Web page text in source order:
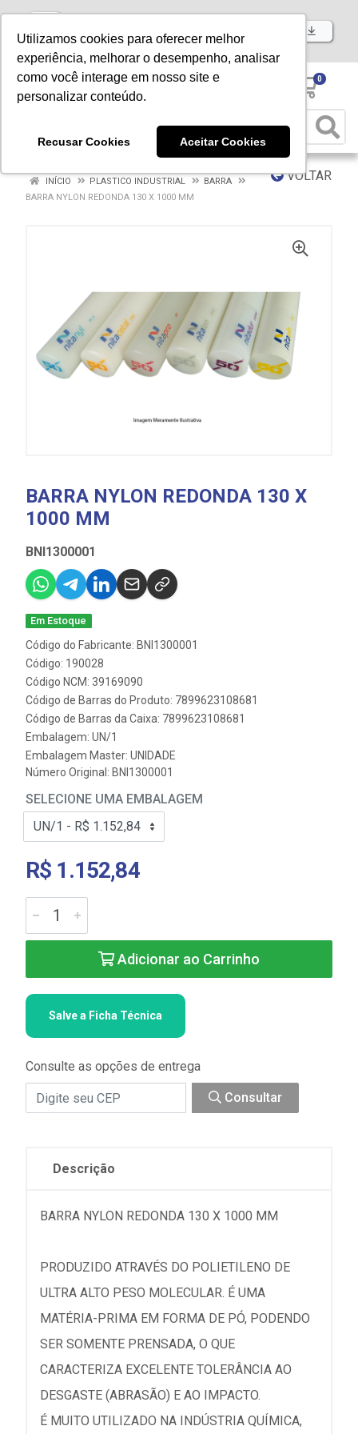
Utilizamos cookies para oferecer melhor
experiência, melhorar o desempenho, analisar
como você interage em nosso site e
personalizar conteúdo.
Recusar Cookies Aceitar Cookies
Baixe já nosso APP
0
VOLTAR
INÍCIO PLASTICO INDUSTRIAL
BARRA
BARRA NYLON REDONDA 130 X 1000 MM
BARRA NYLON REDONDA 130 X
1000 MM
BNI1300001
Em Estoque
Código do Fabricante: BNI1300001
Código: 190028
Código NCM: 39169090
Código de Barras do Produto: 7899623108681
Código de Barras da Caixa: 7899623108681
Embalagem: UN/1
Embalagem Master: UNIDADE
Número Original: BNI1300001
SELECIONE UMA EMBALAGEM
R$ 1.152,84
Adicionar ao Carrinho
Salve a Ficha Técnica
Consulte as opções de entrega
Consultar
Descrição
BARRA NYLON REDONDA 130 X 1000 MM
PRODUZIDO ATRAVÉS DO POLIETILENO DE
ULTRA ALTO PESO MOLECULAR. É UMA
MATÉRIA-PRIMA EM FORMA DE PÓ, PODENDO
SER SOMENTE PRENSADA, O QUE
CARACTERIZA EXCELENTE TOLERÂNCIA AO
DESGASTE (ABRASÃO) E AO IMPACTO.
É MUITO UTILIZADO NA INDÚSTRIA QUÍMICA,